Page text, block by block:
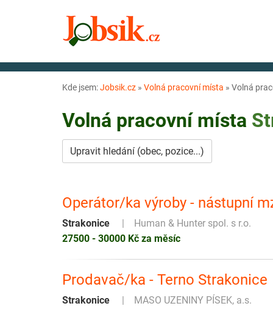
Kde jsem:Jobsik.cz » Volná pracovní místa » Volná
Volná pracovní místa
Upravit hledání (obec, pozice...)
Operátor/ka výroby - nástupní
Strakonice
Human & Hunter spol. s r.o.
27500 - 30000 Kč za měsíc
Prodavač/ka - Terno Strakonice
Strakonice MASO UZENINY PÍSEK, a.s.